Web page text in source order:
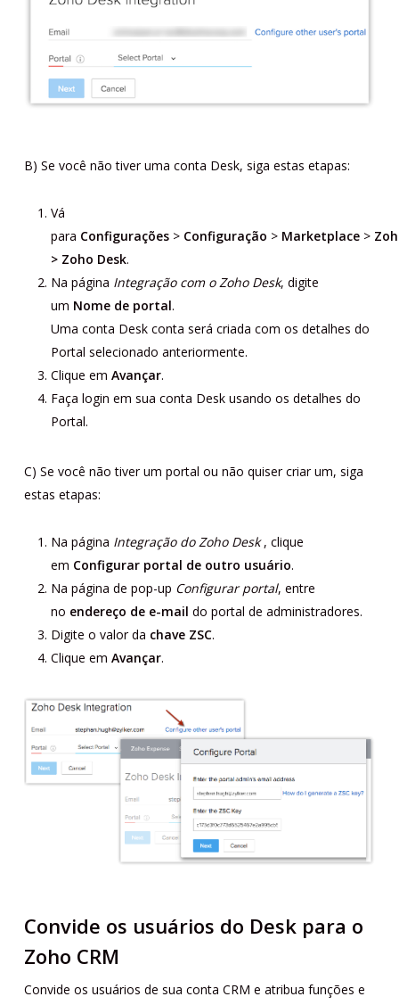
B) Se você não tiver uma conta Desk, siga estas etapas:
Vá
para Configurações> Configuração > Marketplace>
> Zoho Desk.
Na página Integração com o Zoho Desk, digite
um Nome de portal.
Uma conta Desk conta será criada com os detalhes do
Portal selecionado anteriormente.
Clique em Avançar.
Faça login em sua conta Desk usando os detalhes do
Portal.
C) Se você não tiver um portal ou não quiser criar um, siga
estas etapas:
Na página Integração do Zoho Desk, clique
em Configurar portal de outro usuário.
Na página de pop-up Configurar portal, entre
no endereço de e-mail do portal de administradores.
Digite o valor da chave ZSC.
Clique em Avançar.
Convide os usuários do Desk para o
Zoho CRM
Convide os usuários de sua conta CRM e atribua funções e